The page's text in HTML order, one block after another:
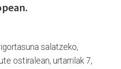
salatzeko,
ostiralean, urtarrilak 7,